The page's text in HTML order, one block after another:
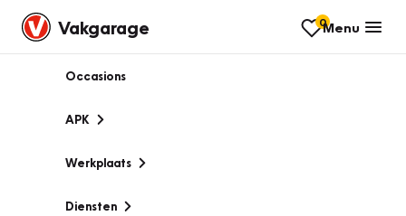
Vakgarage 0Menu
Occasions
APK
Werkplaats
Diensten